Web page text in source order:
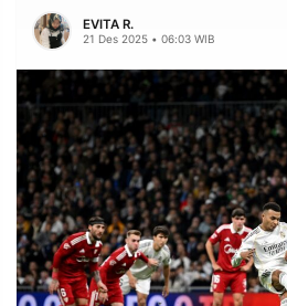
FINANSIA PERSONA
DAERAH NASIONAL
MANCA SPORT
INFORMASI
PRIVACY
POLICY
BERITA
WARGA
INFORMASI KIRIM
EVITA R.
21 Des 2025 • 06:03 WIB